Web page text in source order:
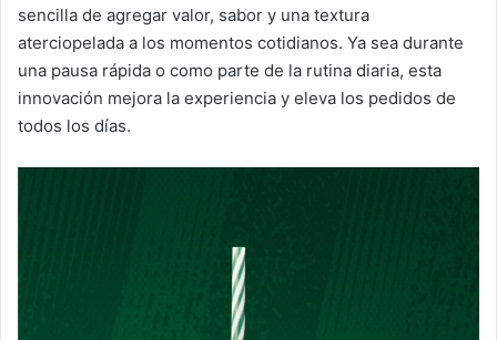
sencilla de agregar valor, sabor y una textura
aterciopelada a los momentos cotidianos. Ya sea durante
una pausa rápida o como parte de la rutina diaria, esta
innovación mejora la experiencia y eleva los pedidos de
todos los días.